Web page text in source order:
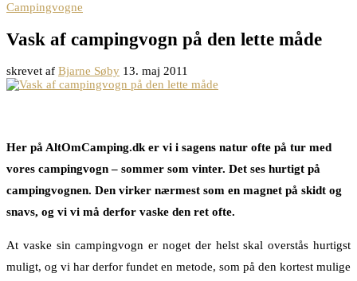
Campingvogne
Vask af campingvogn på den lette måde
skrevet af Bjarne Søby 13. maj 2011
Her på AltOmCamping.dk er vi i sagens natur ofte på tur med
vores campingvogn – sommer som vinter. Det ses hurtigt på
campingvognen. Den virker nærmest som en magnet på skidt og
snavs, og vi vi må derfor vaske den ret ofte.
At vaske sin campingvogn er noget der helst skal overstås hurtigst
muligt, og vi har derfor fundet en metode, som på den kortest mulige